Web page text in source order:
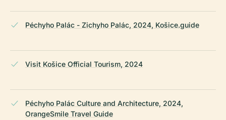
Péchyho Palác - Zichyho Palác, 2024, Košice.guide
Visit Košice Official Tourism, 2024
Péchyho Palác Culture and Architecture, 2024,
OrangeSmile Travel Guide